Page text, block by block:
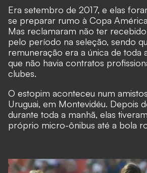
Era setembro de 2017, e elas
se preparar rumo à Copa
Mas reclamaram não ter
pelo período na seleção, sendo
remuneração era a única de toda
que não havia contratos
clubes.
O estopim aconteceu num
Uruguai, em Montevidéu. Depois
durante toda a manhã, elas
próprio micro-ônibus até a bola